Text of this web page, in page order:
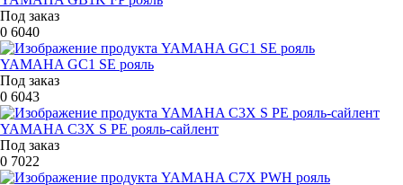
Под заказ
0 6040
YAMAHA GC1 SE рояль
Под заказ
0 6043
YAMAHA C3X S PE рояль-сайлент
Под заказ
0 7022